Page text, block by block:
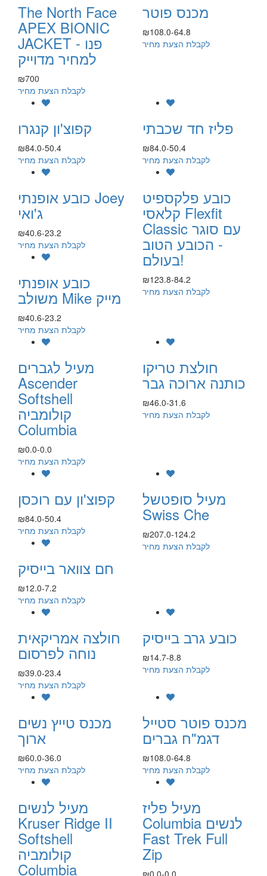
מכנס פוטר
₪108.0-64.8
לקבלת הצעת מחיר
The North Face
APEX BIONIC
JACKET - פנו
למחיר מדוייק
₪700
לקבלת הצעת מחיר
פליז חד שכבתי
₪84.0-50.4
לקבלת הצעת מחיר
קפוצ'ון קנגרו
₪84.0-50.4
לקבלת הצעת מחיר
כובע פלקספיט
קלאסי Flexfit
Classic עם סוגר
- הכובע הטוב
בעולם!
₪123.8-84.2
לקבלת הצעת מחיר
כובע אופנתי Joey
ג'ואי
₪40.6-23.2
לקבלת הצעת מחיר
כובע אופנתי
משולב Mike מייק
₪40.6-23.2
לקבלת הצעת מחיר
חולצת טריקו
כותנה ארוכה גבר
₪46.0-31.6
לקבלת הצעת מחיר
מעיל לגברים
Ascender
Softshell
קולומביה
Columbia
₪0.0-0.0
לקבלת הצעת מחיר
מעיל סופטשל
Swiss Che
₪207.0-124.2
לקבלת הצעת מחיר
קפוצ'ון עם רוכסן
₪84.0-50.4
לקבלת הצעת מחיר
חם צוואר בייסיק
₪12.0-7.2
לקבלת הצעת מחיר
כובע גרב בייסיק
₪14.7-8.8
לקבלת הצעת מחיר
חולצה אמריקאית
נוחה לפרסום
₪39.0-23.4
לקבלת הצעת מחיר
מכנס פוטר סטייל
דגמ"ח גברים
₪108.0-64.8
לקבלת הצעת מחיר
מכנס טייץ נשים
ארוך
₪60.0-36.0
לקבלת הצעת מחיר
מעיל פליז
Columbia לנשים
Fast Trek Full
Zip
מעיל לנשים
Kruser Ridge II
Softshell
קולומביה
Columbia